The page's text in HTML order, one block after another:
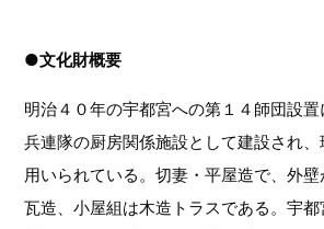
●文化財概要
明治４０年の宇都宮への第１４師団設
兵連隊の厨房関係施設として建設され
用いられている。切妻・平屋造で、外
瓦造、小屋組は木造トラスである。宇